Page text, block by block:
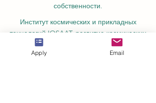
собственности.
Институт космических и прикладных
технологий IOSAAT, развитие космических
Apply Email